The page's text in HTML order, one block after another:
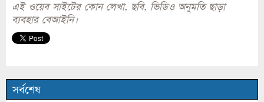
এই ওয়েব সাইটের কোন লেখা, ছবি, ভিডিও অনুমতি ছাড়া
ব্যবহার বেআইনি।
সর্বশেষ